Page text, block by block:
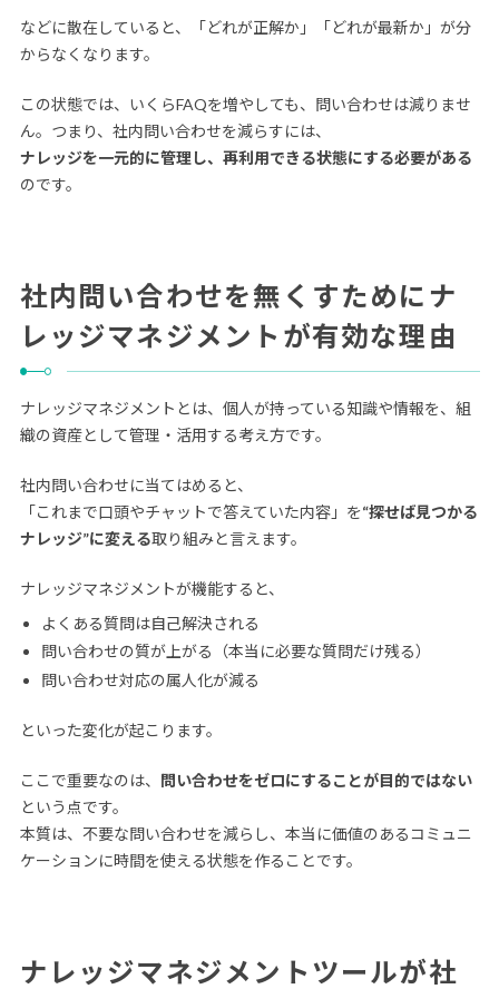
などに散在していると、「どれが正解か」「どれが最新か」が分
からなくなります。
この状態では、いくらFAQを増やしても、問い合わせは減りませ
ん。つまり、社内問い合わせを減らすには、
ナレッジを一元的に管理し、再利用できる状態にする必要がある
のです。
社内問い合わせを無くすためにナ
レッジマネジメントが有効な理由
ナレッジマネジメントとは、個人が持っている知識や情報を、組
織の資産として管理・活用する考え方です。
社内問い合わせに当てはめると、
「これまで口頭やチャットで答えていた内容」を“探せば見つかる
ナレッジ”に変える取り組みと言えます。
ナレッジマネジメントが機能すると、
よくある質問は自己解決される
問い合わせの質が上がる（本当に必要な質問だけ残る）
問い合わせ対応の属人化が減る
といった変化が起こります。
ここで重要なのは、 問い合わせをゼロにすることが目的ではない
という点です。
本質は、不要な問い合わせを減らし、本当に価値のあるコミュニ
ケーションに時間を使える状態を作ることです。
ナレッジマネジメントツールが社